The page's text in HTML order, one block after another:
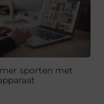
sporten met